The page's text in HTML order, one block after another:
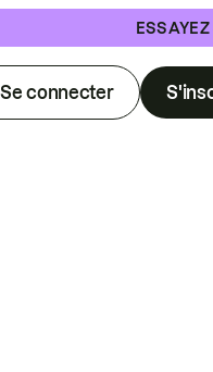
Se connecter